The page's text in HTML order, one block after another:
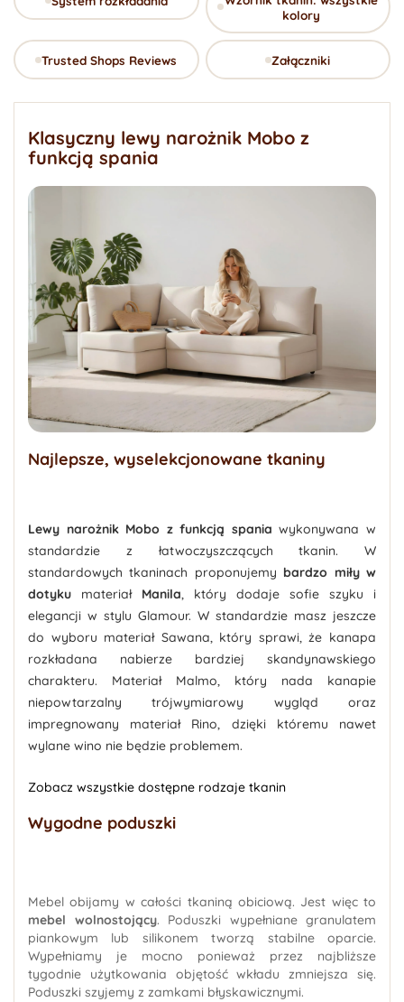
kolory
Trusted Shops Reviews Załączniki
Klasyczny lewy narożnik Mobo z
funkcją spania
Najlepsze, wyselekcjonowane tkaniny
Lewy narożnik Mobo z funkcją spaniawykonywana w
standardzie z łatwoczyszczących tkanin. W
standardowych tkaninach proponujemy bardzo miły w
dotyku materiał Manila, który dodaje sofie szyku i
elegancji w stylu Glamour. W standardzie masz jeszcze
do wyboru materiał Sawana, który sprawi, że kanapa
rozkładana nabierze bardziej skandynawskiego
charakteru. Materiał Malmo, który nada kanapie
niepowtarzalny trójwymiarowy wygląd oraz
impregnowany materiał Rino, dzięki któremu nawet
wylane wino nie będzie problemem.
Zobacz wszystkie dostępne rodzaje tkanin
Wygodne poduszki
Mebel obijamy w całości tkaniną obiciową. Jest więc to
mebel wolnostojący. Poduszki wypełniane granulatem
piankowym lub silikonem tworzą stabilne oparcie.
Wypełniamy je mocno ponieważ przez najbliższe
tygodnie użytkowania objętość wkładu zmniejsza się.
Poduszki szyjemy z zamkami błyskawicznymi.